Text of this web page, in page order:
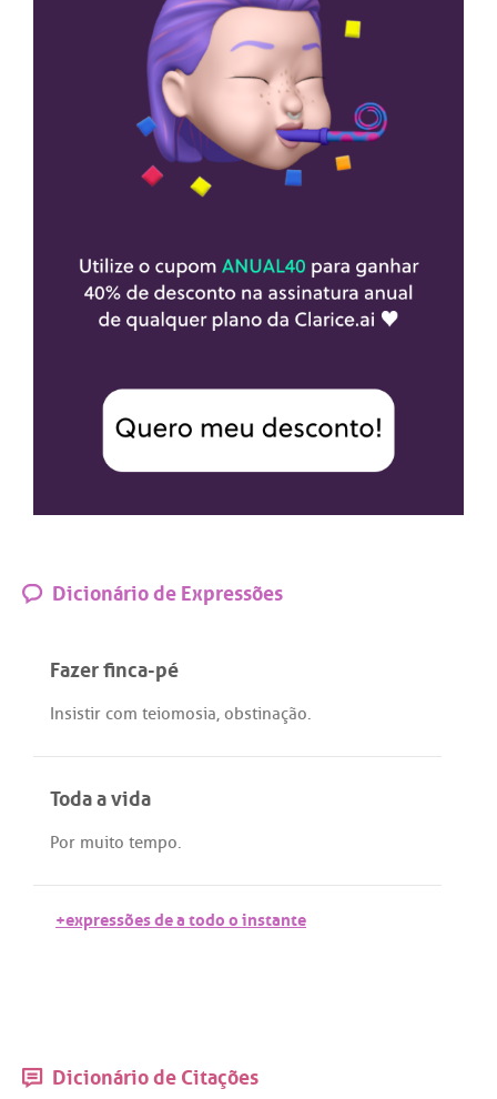
Dicionário de Expressões
Fazer finca-pé
Insistir com teiomosia, obstinação.
Toda a vida
Por muito tempo.
+expressões de a todo o instante
Dicionário de Citações